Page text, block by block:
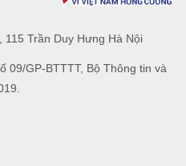
Trần Duy Hưng Hà Nội
09/GP-BTTTT, Bộ Thông tin và